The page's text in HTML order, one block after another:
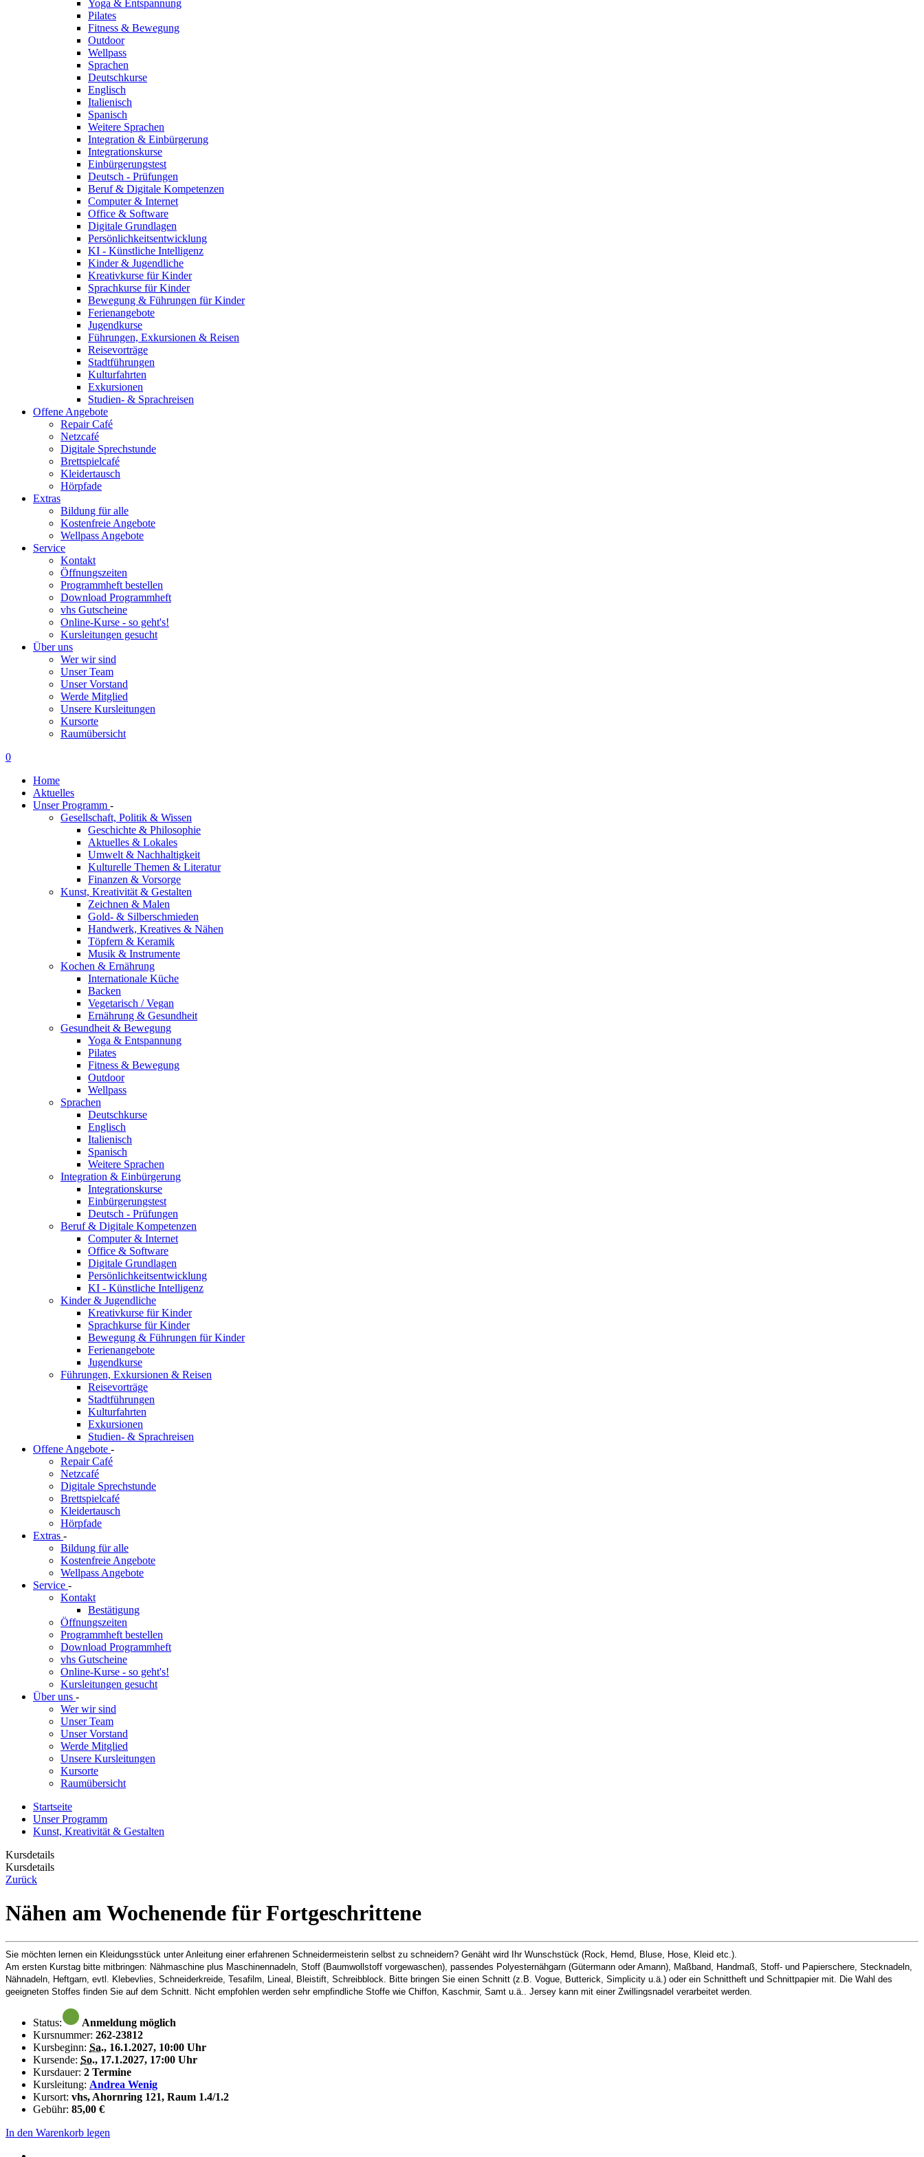
Yoga & Entspannung
Pilates
Fitness & Bewegung
Outdoor
Wellpass
Sprachen
Deutschkurse
Englisch
Italienisch
Spanisch
Weitere Sprachen
Integration & Einbürgerung
Integrationskurse
Einbürgerungstest
Deutsch - Prüfungen
Beruf & Digitale Kompetenzen
Computer & Internet
Office & Software
Digitale Grundlagen
Persönlichkeitsentwicklung
KI - Künstliche Intelligenz
Kinder & Jugendliche
Kreativkurse für Kinder
Sprachkurse für Kinder
Bewegung & Führungen für Kinder
Ferienangebote
Jugendkurse
Führungen, Exkursionen & Reisen
Reisevorträge
Stadtführungen
Kulturfahrten
Exkursionen
Studien- & Sprachreisen
Offene Angebote
Repair Café
Netzcafé
Digitale Sprechstunde
Brettspielcafé
Kleidertausch
Hörpfade
Extras
Bildung für alle
Kostenfreie Angebote
Wellpass Angebote
Service
Kontakt
Öffnungszeiten
Programmheft bestellen
Download Programmheft
vhs Gutscheine
Online-Kurse - so geht's!
Kursleitungen gesucht
Über uns
Wer wir sind
Unser Team
Unser Vorstand
Werde Mitglied
Unsere Kursleitungen
Kursorte
Raumübersicht
0
Home
Aktuelles
Unser Programm -
Gesellschaft, Politik & Wissen
Geschichte & Philosophie
Aktuelles & Lokales
Umwelt & Nachhaltigkeit
Kulturelle Themen & Literatur
Finanzen & Vorsorge
Kunst, Kreativität & Gestalten
Zeichnen & Malen
Gold- & Silberschmieden
Handwerk, Kreatives & Nähen
Töpfern & Keramik
Musik & Instrumente
Kochen & Ernährung
Internationale Küche
Backen
Vegetarisch / Vegan
Ernährung & Gesundheit
Gesundheit & Bewegung
Yoga & Entspannung
Pilates
Fitness & Bewegung
Outdoor
Wellpass
Sprachen
Deutschkurse
Englisch
Italienisch
Spanisch
Weitere Sprachen
Integration & Einbürgerung
Integrationskurse
Einbürgerungstest
Deutsch - Prüfungen
Beruf & Digitale Kompetenzen
Computer & Internet
Office & Software
Digitale Grundlagen
Persönlichkeitsentwicklung
KI - Künstliche Intelligenz
Kinder & Jugendliche
Kreativkurse für Kinder
Sprachkurse für Kinder
Bewegung & Führungen für Kinder
Ferienangebote
Jugendkurse
Führungen, Exkursionen & Reisen
Reisevorträge
Stadtführungen
Kulturfahrten
Exkursionen
Studien- & Sprachreisen
Offene Angebote -
Repair Café
Netzcafé
Digitale Sprechstunde
Brettspielcafé
Kleidertausch
Hörpfade
Extras -
Bildung für alle
Kostenfreie Angebote
Wellpass Angebote
Service -
Kontakt
Bestätigung
Öffnungszeiten
Programmheft bestellen
Download Programmheft
vhs Gutscheine
Online-Kurse - so geht's!
Kursleitungen gesucht
Über uns -
Wer wir sind
Unser Team
Unser Vorstand
Werde Mitglied
Unsere Kursleitungen
Kursorte
Raumübersicht
Startseite
Unser Programm
Kunst, Kreativität & Gestalten
Kursdetails
Kursdetails
Zurück
Nähen am Wochenende für Fortgeschrittene
Sie möchten lernen ein Kleidungsstück unter Anleitung einer erfahrenen Schneidermeisterin selbst zu schneidern? Genäht wird Ihr Wunschstück (Rock, Hemd, Bluse, Hose, Kleid etc.).
Am ersten Kurstag bitte mitbringen: Nähmaschine plus Maschinennadeln, Stoff (Baumwollstoff vorgewaschen), passendes Polyesternähgarn (Gütermann oder Amann), Maßband, Handmaß, Stoff- und Papierschere, Stecknadeln,
Nähnadeln, Heftgarn, evtl. Klebevlies, Schneiderkreide, Tesafilm, Lineal, Bleistift, Schreibblock. Bitte bringen Sie einen Schnitt (z.B. Vogue, Butterick, Simplicity u.ä.) oder ein Schnittheft und Schnittpapier mit. Die Wahl des
geeigneten Stoffes finden Sie auf dem Schnitt. Nicht empfohlen werden sehr empfindliche Stoffe wie Chiffon, Kaschmir, Samt u.ä.. Jersey kann mit einer Zwillingsnadel verarbeitet werden.
Status:
Anmeldung möglich
Kursnummer: 262-23812
Kursbeginn: Sa., 16.1.2027, 10:00 Uhr
Kursende: So., 17.1.2027, 17:00 Uhr
Kursdauer: 2 Termine
Kursleitung: Andrea Wenig
Kursort: vhs, Ahornring 121, Raum 1.4/1.2
Gebühr: 85,00 €
In den Warenkorb legen